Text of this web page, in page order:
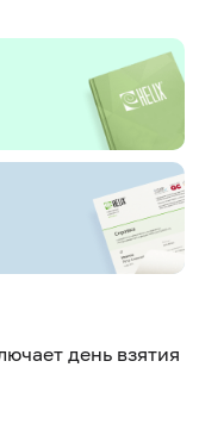
день взятия